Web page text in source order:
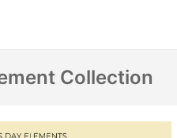
Collection